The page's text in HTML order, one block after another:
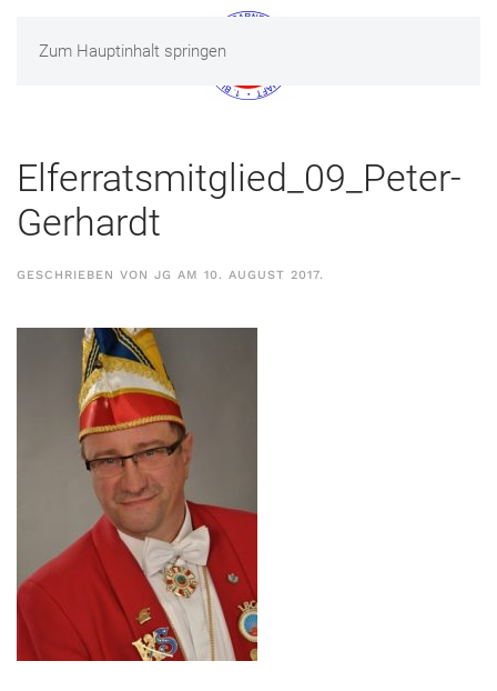
Zum Hauptinhalt springen
MENÜ
Elferratsmitglied_09_Peter-
Gerhardt
GESCHRIEBEN VON JG AM 10. AUGUST 2017.